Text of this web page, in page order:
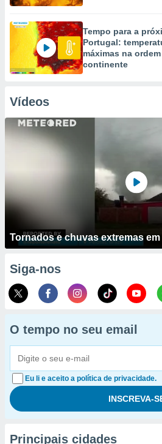
Tempo para a
Portugal:
máximas na
continente
Vídeos
Tornados e chuvas extremas
Siga-nos
O tempo no seu email
Eu li e aceito a política de privacidade.
Principais cidades